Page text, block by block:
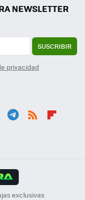
NEWSLETTER
SUSCRIBIR
privacidad
exclusivas